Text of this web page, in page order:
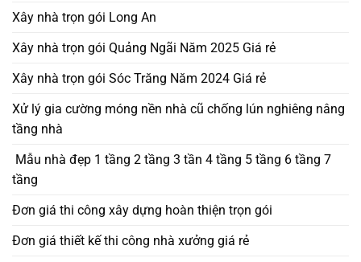
Xây nhà trọn gói Long An
Xây nhà trọn gói Quảng Ngãi Năm 2025 Giá rẻ
Xây nhà trọn gói Sóc Trăng Năm 2024 Giá rẻ
Xử lý gia cường móng nền nhà cũ chống lún nghiêng nâng
tầng nhà
Mẫu nhà đẹp 1 tầng 2 tầng 3 tần 4 tầng 5 tầng 6 tầng 7
tầng
Đơn giá thi công xây dựng hoàn thiện trọn gói
Đơn giá thiết kế thi công nhà xưởng giá rẻ